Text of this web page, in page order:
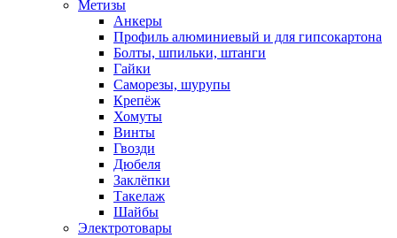
Метизы
Анкеры
Профиль алюминиевый и для гипсокартона
Болты, шпильки, штанги
Гайки
Саморезы, шурупы
Крепёж
Хомуты
Винты
Гвозди
Дюбеля
Заклёпки
Такелаж
Шайбы
Электротовары